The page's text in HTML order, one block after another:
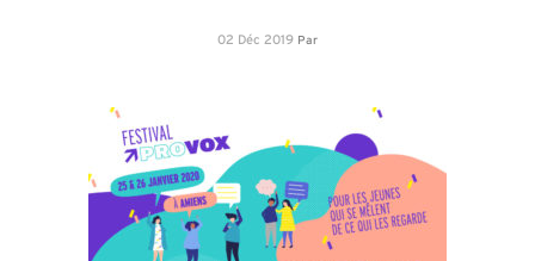
02 Déc 2019 Par